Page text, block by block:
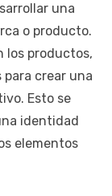
una
o producto.
los productos,
crear una
Esto se
identidad
elementos